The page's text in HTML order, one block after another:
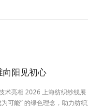
阳见初心
术亮相 2026 上海纺织纱线
可能” 的绿色理念，助力纺织